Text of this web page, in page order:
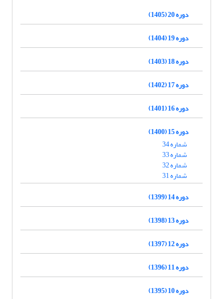
دوره 20 (1405)
دوره 19 (1404)
دوره 18 (1403)
دوره 17 (1402)
دوره 16 (1401)
دوره 15 (1400)
شماره 34
شماره 33
شماره 32
شماره 31
دوره 14 (1399)
دوره 13 (1398)
دوره 12 (1397)
دوره 11 (1396)
دوره 10 (1395)